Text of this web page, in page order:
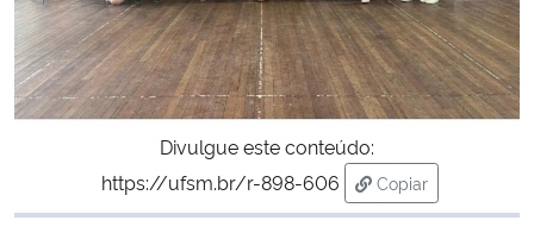
Divulgue este conteúdo:
https://ufsm.br/r-898-606
Copiar
para área de